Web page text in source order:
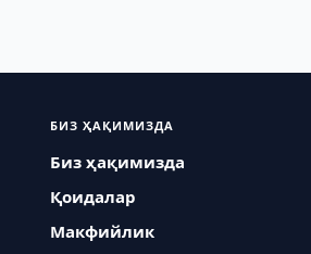
БИЗ ҲАҚИМИЗДА
Биз ҳақимизда
Қоидалар
Макфийлик